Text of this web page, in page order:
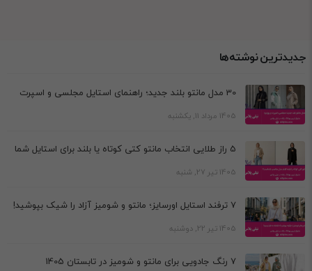
جدیدترین نوشته‌ها
30 مدل مانتو بلند جدید؛ راهنمای استایل مجلسی و اسپرت
1405 مرداد 11, یکشنبه
5 راز طلایی انتخاب مانتو کتی کوتاه یا بلند برای استایل شما
1405 تیر 27, شنبه
7 ترفند استایل اورسایز؛ مانتو و شومیز آزاد را شیک بپوشید!
1405 تیر 22, دوشنبه
7 رنگ جادویی برای مانتو و شومیز در تابستان 1405